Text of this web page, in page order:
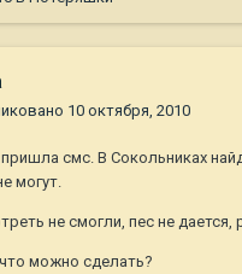
10 октября, 2010
смс. В Сокольниках
могут.
не смогли, пес не дается,
можно сделать?